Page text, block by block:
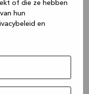
of die ze hebben
hun
en
console for more